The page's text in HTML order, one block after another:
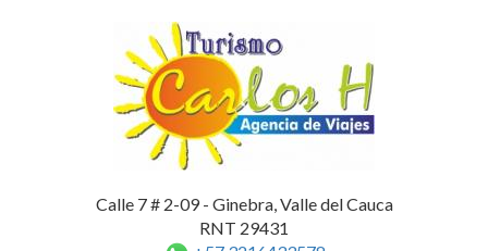
Calle 7 # 2-09 - Ginebra, Valle del Cauca
RNT 29431